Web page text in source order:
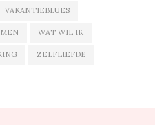
VAKANTIEBLUES
WAT WIL IK
ZELFLIEFDE